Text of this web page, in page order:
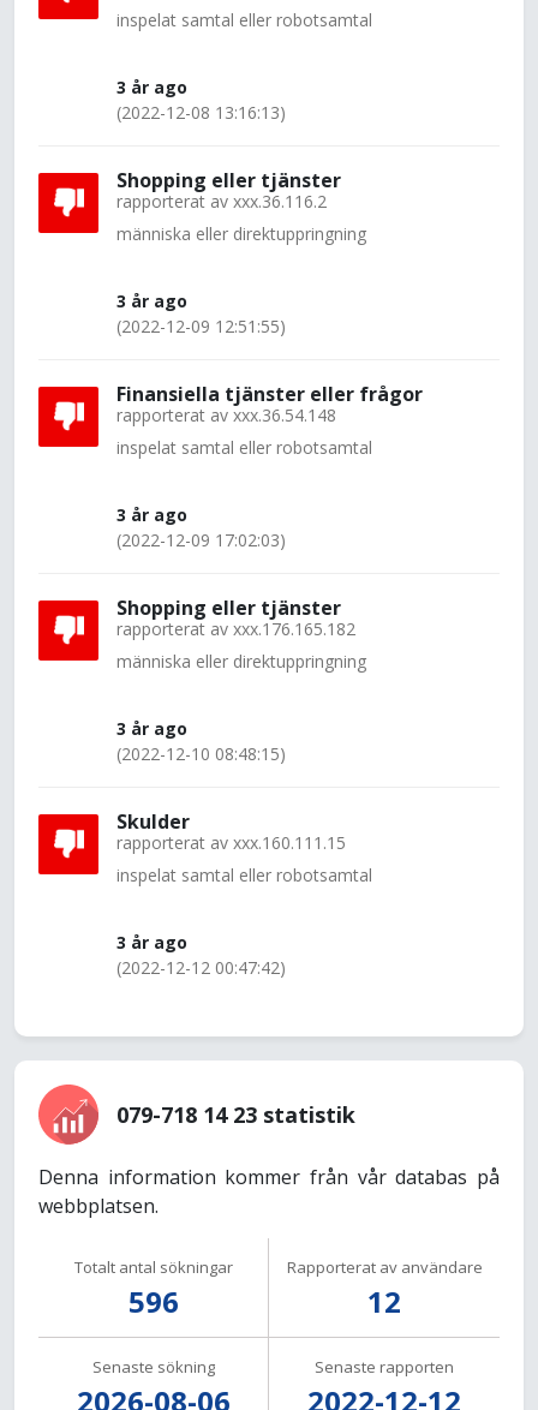
inspelat samtal eller robotsamtal
3 år ago
(2022-12-08 13:16:13)
Shopping eller tjänster
rapporterat av xxx.36.116.2
människa eller direktuppringning
3 år ago
(2022-12-09 12:51:55)
Finansiella tjänster eller frågor
rapporterat av xxx.36.54.148
inspelat samtal eller robotsamtal
3 år ago
(2022-12-09 17:02:03)
Shopping eller tjänster
rapporterat av xxx.176.165.182
människa eller direktuppringning
3 år ago
(2022-12-10 08:48:15)
Skulder
rapporterat av xxx.160.111.15
inspelat samtal eller robotsamtal
3 år ago
(2022-12-12 00:47:42)
079-718 14 23 statistik
Denna information kommer från vår databas på
webbplatsen.
Totalt antal sökningar
596
Rapporterat av användare
12
Senaste sökning
2026-08-06
Senaste rapporten
2022-12-12